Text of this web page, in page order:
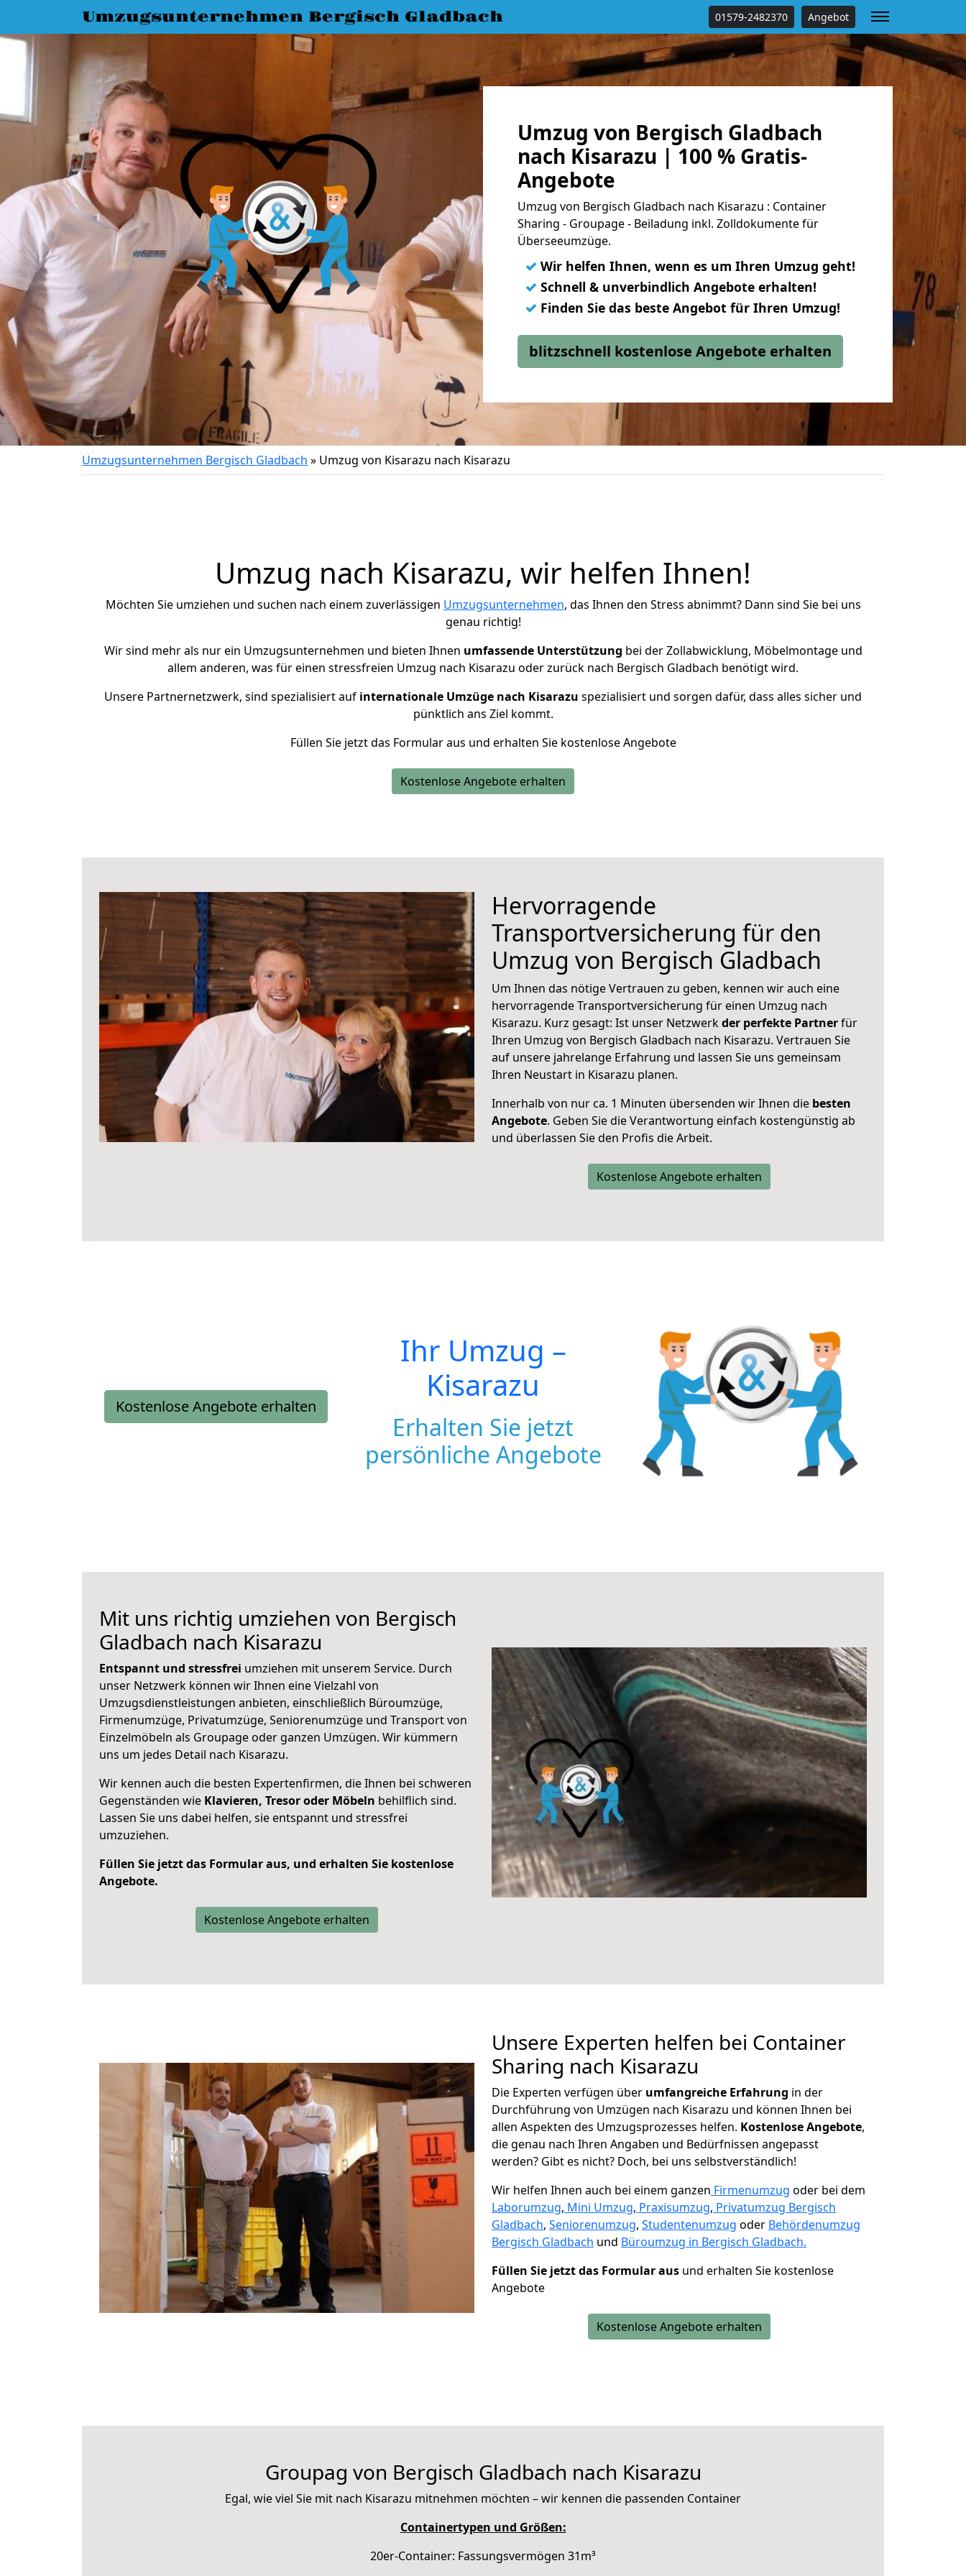
Umzugsunternehmen Bergisch Gladbach 01579-2482370 Angebot
Umzug von Bergisch Gladbach
nach Kisarazu | 100 % Gratis-
Angebote
Umzug von Bergisch Gladbach nach Kisarazu : Container
Sharing - Groupage - Beiladung inkl. Zolldokumente für
Überseeumzüge.
✓ Wir helfen Ihnen, wenn es um Ihren Umzug geht!
✓ Schnell & unverbindlich Angebote erhalten!
✓ Finden Sie das beste Angebot für Ihren Umzug!
blitzschnell kostenlose Angebote erhalten
Umzugsunternehmen Bergisch Gladbach » Umzug von Kisarazu nach Kisarazu
Umzug nach Kisarazu, wir helfen Ihnen!
Möchten Sie umziehen und suchen nach einem zuverlässigen Umzugsunternehmen, das Ihnen den Stress abnimmt? Dann sind Sie bei uns
genau richtig!
Wir sind mehr als nur ein Umzugsunternehmen und bieten Ihnen umfassende Unterstützung bei der Zollabwicklung, Möbelmontage und
allem anderen, was für einen stressfreien Umzug nach Kisarazu oder zurück nach Bergisch Gladbach benötigt wird.
Unsere Partnernetzwerk, sind spezialisiert auf internationale Umzüge nach Kisarazu spezialisiert und sorgen dafür, dass alles sicher und
pünktlich ans Ziel kommt.
Füllen Sie jetzt das Formular aus und erhalten Sie kostenlose Angebote
Kostenlose Angebote erhalten
Hervorragende
Transportversicherung für den
Umzug von Bergisch Gladbach
Um Ihnen das nötige Vertrauen zu geben, kennen wir auch eine
hervorragende Transportversicherung für einen Umzug nach
Kisarazu. Kurz gesagt: Ist unser Netzwerkder perfekte Partnerfür
Ihren Umzug von Bergisch Gladbach nach Kisarazu. Vertrauen Sie
auf unsere jahrelange Erfahrung und lassen Sie uns gemeinsam
Ihren Neustart in Kisarazu planen.
Innerhalb von nur ca. 1 Minuten übersenden wir Ihnen die besten
Angebote. Geben Sie die Verantwortung einfach kostengünstig ab
und überlassen Sie den Profis die Arbeit.
Kostenlose Angebote erhalten
Kostenlose Angebote erhalten
Ihr Umzug –
Kisarazu
Erhalten Sie jetzt
persönliche Angebote
Mit uns richtig umziehen von Bergisch
Gladbach nach Kisarazu
Entspannt und stressfrei umziehen mit unserem Service. Durch
unser Netzwerk können wir Ihnen eine Vielzahl von
Umzugsdienstleistungen anbieten, einschließlich Büroumzüge,
Firmenumzüge, Privatumzüge, Seniorenumzüge und Transport von
Einzelmöbeln als Groupage oder ganzen Umzügen. Wir kümmern
uns um jedes Detail nach Kisarazu.
Wir kennen auch die besten Expertenfirmen, die Ihnen bei schweren
Gegenständen wie Klavieren, Tresor oder Möbeln behilflich sind.
Lassen Sie uns dabei helfen, sie entspannt und stressfrei
umzuziehen.
Füllen Sie jetzt das Formular aus, und erhalten Sie kostenlose
Angebote.
Kostenlose Angebote erhalten
Unsere Experten helfen bei Container
Sharing nach Kisarazu
Die Experten verfügen über umfangreiche Erfahrung in der
Durchführung von Umzügen nach Kisarazu und können Ihnen bei
allen Aspekten des Umzugsprozesses helfen. Kostenlose Angebote,
die genau nach Ihren Angaben und Bedürfnissen angepasst
werden? Gibt es nicht? Doch, bei uns selbstverständlich!
Wir helfen Ihnen auch bei einem ganzen Firmenumzug oder bei dem
Laborumzug, Mini Umzug, Praxisumzug, Privatumzug Bergisch
Gladbach, Seniorenumzug, Studentenumzug oder Behördenumzug
Bergisch Gladbach und Büroumzug in Bergisch Gladbach.
Füllen Sie jetzt das Formular aus und erhalten Sie kostenlose
Angebote
Kostenlose Angebote erhalten
Groupag von Bergisch Gladbach nach Kisarazu
Egal, wie viel Sie mit nach Kisarazu mitnehmen möchten – wir kennen die passenden Container
Containertypen und Größen:
20er-Container: Fassungsvermögen 31m³